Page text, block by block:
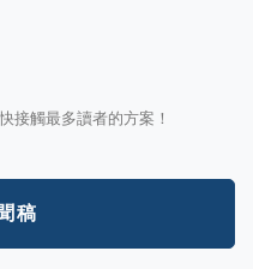
接觸最多讀者的方案！
稿